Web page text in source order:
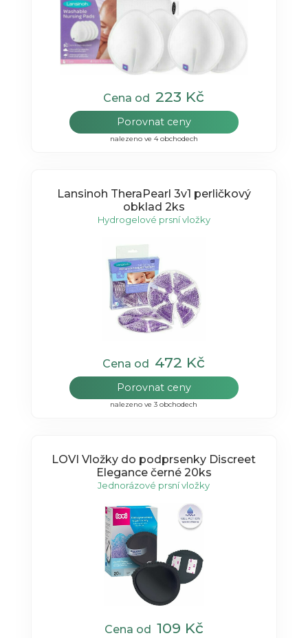
Cena od223 Kč
Porovnat ceny
nalezeno ve 4 obchodech
Lansinoh TheraPearl 3v1 perličkový
obklad 2ks
Hydrogelové prsní vložky
Cena od 472 Kč
Porovnat ceny
nalezeno ve 3 obchodech
LOVI Vložky do podprsenky Discreet
Elegance černé 20ks
Jednorázové prsní vložky
Cena od 109 Kč